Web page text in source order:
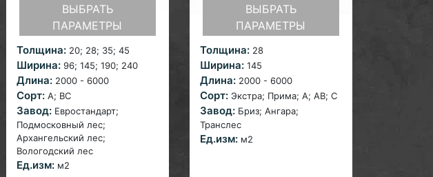
ВЫБРАТЬ
ПАРАМЕТРЫ
Толщина:20; 28; 35; 45
Ширина:96; 145; 190; 240
Длина: 2000 - 6000
Сорт: A; ВС
Завод:Евростандарт;
Подмосковный лес;
Архангельский лес;
Вологодский лес
Ед.изм: м2
ВЫБРАТЬ
ПАРАМЕТРЫ
Толщина: 28
Ширина: 145
Длина: 2000 - 6000
Сорт:Экстра; Прима; A; AB; С
Завод:Бриз; Ангара;
Транслес
Ед.изм: м2